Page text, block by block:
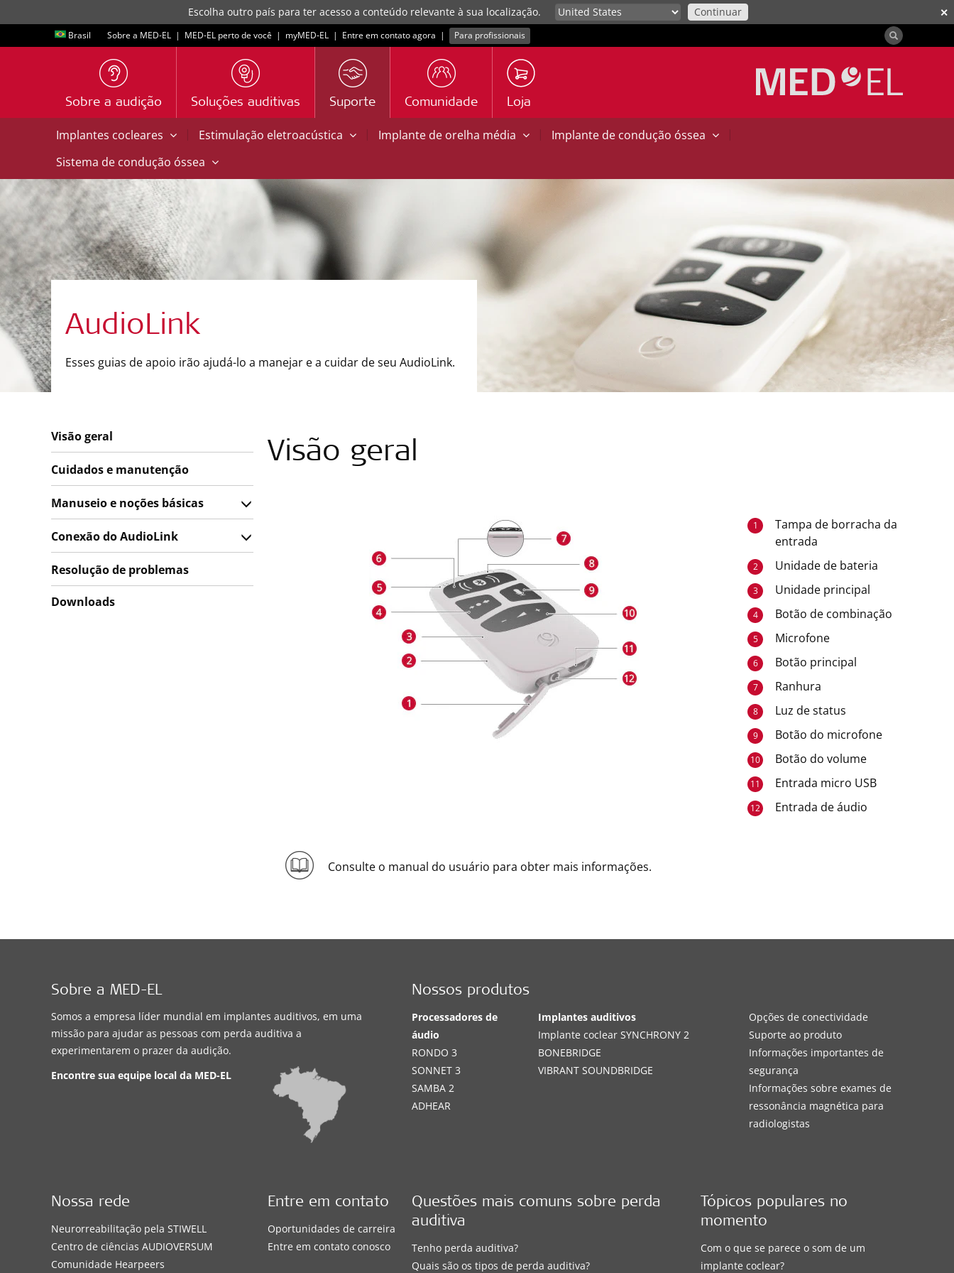
✕
Escolha outro país para ter acesso a conteúdo relevante à sua localização. Continuar
Brasil Sobre a MED-EL | MED-EL perto de você | myMED‑EL | Entre em contato agora | Para profissionais
Sobre a audição Soluções auditivas Suporte Comunidade Loja
Implantes cocleares | Estimulação eletroacústica | Implante de orelha média | Implante de condução óssea
|
Sistema de condução óssea
AudioLink
Esses guias de apoio irão ajudá-lo a manejar e a cuidar de seu AudioLink.
Visão geral
1
Tampa de borracha da
entrada
2 Unidade de bateria
3 Unidade principal
4 Botão de combinação
5 Microfone
6 Botão principal
7 Ranhura
8 Luz de status
9 Botão do microfone
10 Botão do volume
11 Entrada micro USB
12 Entrada de áudio
Consulte o manual do usuário para obter mais informações.
Visão geral
Cuidados e manutenção
Manuseio e noções básicas
Conexão do AudioLink
Resolução de problemas
Downloads
Sobre a MED-EL
Somos a empresa líder mundial em implantes auditivos, em uma
missão para ajudar as pessoas com perda auditiva a
experimentarem o prazer da audição.
Encontre sua equipe local da MED-EL
Nossos produtos
Processadores de
áudio
RONDO 3
SONNET 3
SAMBA 2
ADHEAR
Implantes auditivos
Implante coclear SYNCHRONY 2
BONEBRIDGE
VIBRANT SOUNDBRIDGE
Opções de conectividade
Suporte ao produto
Informações importantes de
segurança
Informações sobre exames de
ressonância magnética para
radiologistas
Questões mais comuns sobre perda
auditiva
Tenho perda auditiva?
Quais são os tipos de perda auditiva?
Tópicos populares no
momento
Com o que se parece o som de um
implante coclear?
Nossa rede
Neurorreabilitação pela STIWELL
Centro de ciências AUDIOVERSUM
Comunidade Hearpeers
Entre em contato
Oportunidades de carreira
Entre em contato conosco